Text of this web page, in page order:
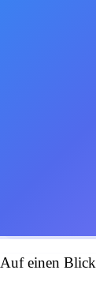
Auf einen Blick